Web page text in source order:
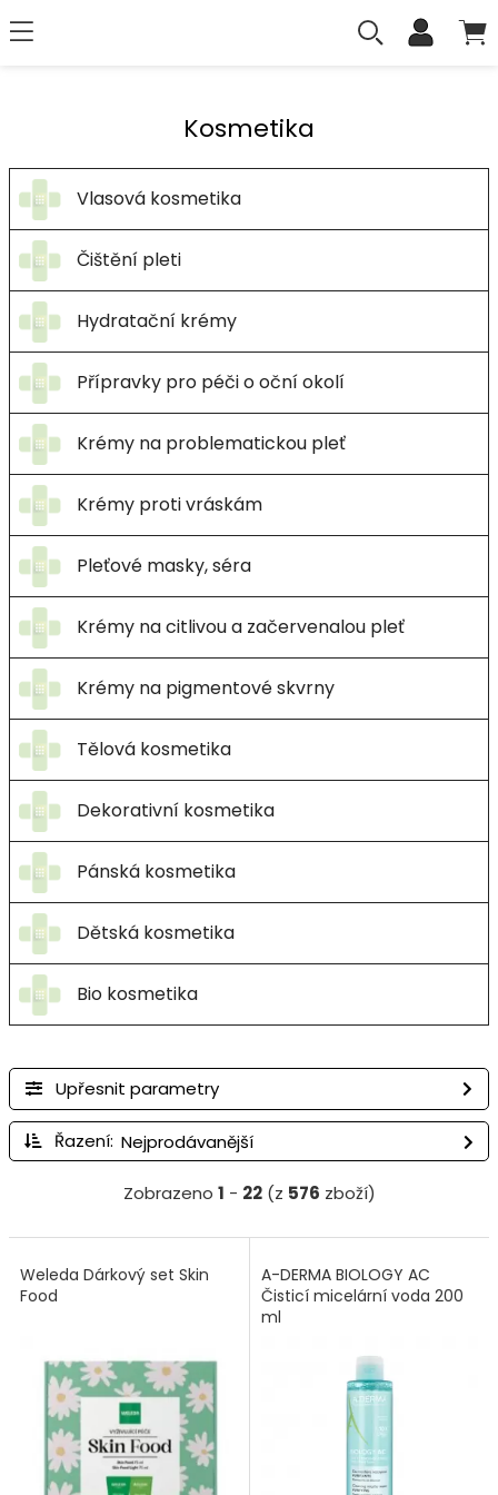
Kosmetika
Vlasová kosmetika
Čištění pleti
Hydratační krémy
Přípravky pro péči o oční okolí
Krémy na problematickou pleť
Krémy proti vráskám
Pleťové masky, séra
Krémy na citlivou a začervenalou pleť
Krémy na pigmentové skvrny
Tělová kosmetika
Dekorativní kosmetika
Pánská kosmetika
Dětská kosmetika
Bio kosmetika
Upřesnit parametry
Řazení:
Zobrazeno 1 - 22(z 576 zboží)
Weleda Dárkový set Skin
Food
A-DERMA BIOLOGY AC
Čisticí micelární voda 200
ml